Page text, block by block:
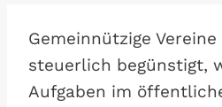
Gemeinnützige
steuerlich begünstigt,
Aufgaben im